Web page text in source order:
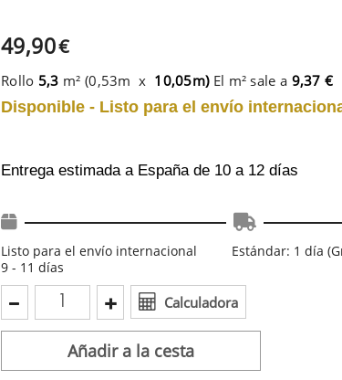
49,90€
Rollo 5,3 m² (0,53m x 10,05m) El m² sale a 9,37 €
Disponible - Listo para el envío
Entrega estimada a España de 10 a 12 días
Listo para el envío internacional
9 - 11 días
Estándar: 1 día
Calculadora
Añadir a la cesta